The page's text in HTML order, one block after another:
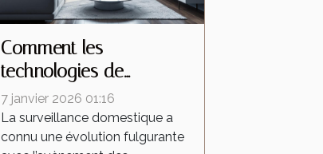
Comment les
technologies de
caméras espion
transforment la
surveillance domestique
7 janvier 2026 01:16
La surveillance domestique a
connu une évolution fulgurante